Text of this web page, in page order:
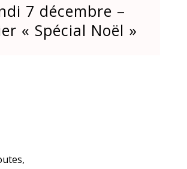
7 décembre –
« Spécial Noël »